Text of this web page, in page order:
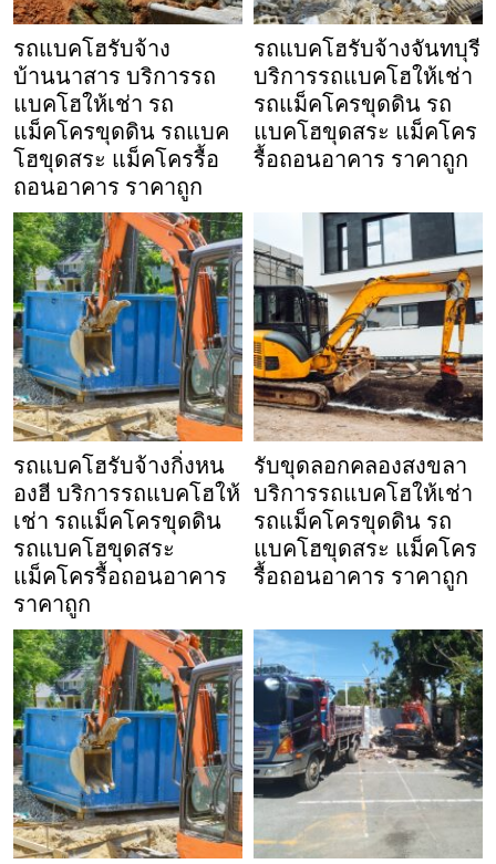
รถแบคโฮรับจ้าง
บ้านนาสาร บริการรถ
แบคโฮให้เช่า รถ
แม็คโครขุดดิน รถแบค
โฮขุดสระ แม็คโครรื้อ
ถอนอาคาร ราคาถูก
รถแบคโฮรับจ้างจันทบุรี
บริการรถแบคโฮให้เช่า
รถแม็คโครขุดดิน รถ
แบคโฮขุดสระ แม็คโคร
รื้อถอนอาคาร ราคาถูก
รถแบคโฮรับจ้างกิ่งหน
องฮี บริการรถแบคโฮให้
เช่า รถแม็คโครขุดดิน
รถแบคโฮขุดสระ
แม็คโครรื้อถอนอาคาร
ราคาถูก
รับขุดลอกคลองสงขลา
บริการรถแบคโฮให้เช่า
รถแม็คโครขุดดิน รถ
แบคโฮขุดสระ แม็คโคร
รื้อถอนอาคาร ราคาถูก